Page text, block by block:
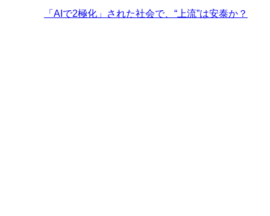
「AIで2極化」された社会で、“上流”は安泰か？